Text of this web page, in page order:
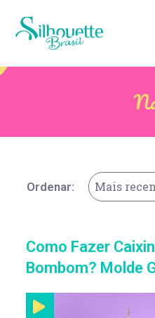
Ordenar: Mais
Como Fazer
Bombom? Molde